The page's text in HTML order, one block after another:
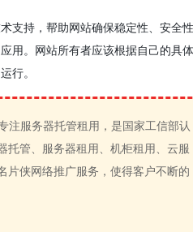
支持，帮助网站确保稳定性、安全
用。网站所有者应该根据自己的具
行。
注服务器托管租用，是国家工信部认
托管、服务器租用、机柜租用、云服
片侠网络推广服务，使得客户不断的